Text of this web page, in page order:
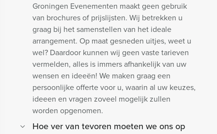
Groningen Evenementen maakt geen gebruik
van brochures of prijslijsten. Wij betrekken u
graag bij het samenstellen van het ideale
arrangement. Op maat gesneden uitjes, weet u
wel? Daardoor kunnen wij geen vaste tarieven
vermelden, alles is immers afhankelijk van uw
wensen en ideeën! We maken graag een
persoonlijke offerte voor u, waarin al uw keuzes,
ideeen en vragen zoveel mogelijk zullen
worden opgenomen.
Hoe ver van tevoren moeten we ons op